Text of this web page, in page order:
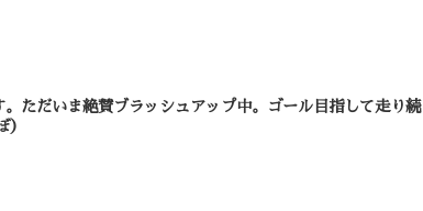
ただいま絶賛ブラッシュアップ中。ゴール目指して走り続
）